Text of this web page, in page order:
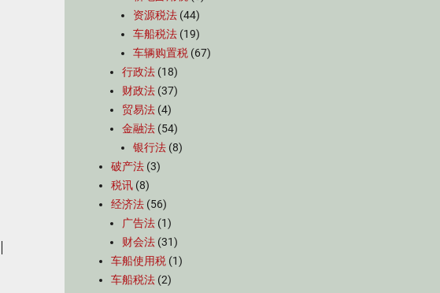
资源税法 (44)
车船税法 (19)
车辆购置税 (67)
行政法 (18)
财政法 (37)
贸易法 (4)
金融法 (54)
银行法 (8)
破产法 (3)
税讯 (8)
经济法 (56)
广告法 (1)
财会法 (31)
车船使用税 (1)
车船税法 (2)